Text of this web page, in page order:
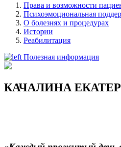
Права и возможности
Психоэмоциональная
О болезнях и процедурах
Истории
Реабилитация
Полезная информация
КАЧАЛИНА